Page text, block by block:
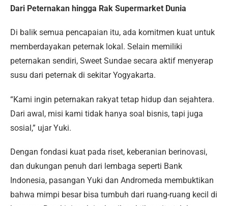
Dari Peternakan hingga Rak Supermarket Dunia
Di balik semua pencapaian itu, ada komitmen kuat untuk
memberdayakan peternak lokal. Selain memiliki
peternakan sendiri, Sweet Sundae secara aktif menyerap
susu dari peternak di sekitar Yogyakarta.
“Kami ingin peternakan rakyat tetap hidup dan sejahtera.
Dari awal, misi kami tidak hanya soal bisnis, tapi juga
sosial,” ujar Yuki.
Dengan fondasi kuat pada riset, keberanian berinovasi,
dan dukungan penuh dari lembaga seperti Bank
Indonesia, pasangan Yuki dan Andromeda membuktikan
bahwa mimpi besar bisa tumbuh dari ruang-ruang kecil di